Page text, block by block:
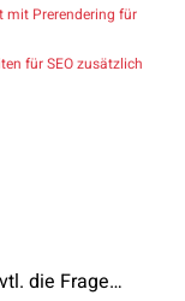
mit Prerendering für
für SEO zusätzlich
die Frage…